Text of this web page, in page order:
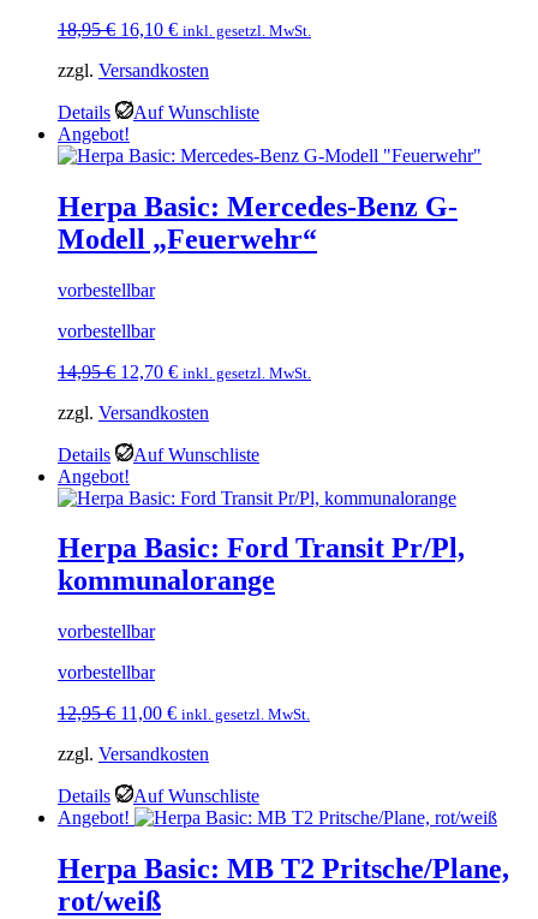
18,95€ Ursprünglicher
war:
16,10 €Aktueller
ist:
inkl. gesetzl. MwSt.
zzgl. Versandkosten
Details
Auf Wunschliste
Angebot!
Herpa Basic: Mercedes-Benz G-
Modell „Feuerwehr“
vorbestellbar
vorbestellbar
14,95€ Ursprünglicher
war:
12,70 €Aktueller
ist:
inkl. gesetzl. MwSt.
zzgl. Versandkosten
Details
Auf Wunschliste
Angebot!
Herpa Basic: Ford Transit Pr/Pl,
kommunalorange
vorbestellbar
vorbestellbar
12,95€ Ursprünglicher
war:
11,00 €Aktueller
ist:
inkl. gesetzl. MwSt.
zzgl. Versandkosten
Details
Auf Wunschliste
Angebot!
Herpa Basic: MB T2 Pritsche/Plane,
rot/weiß